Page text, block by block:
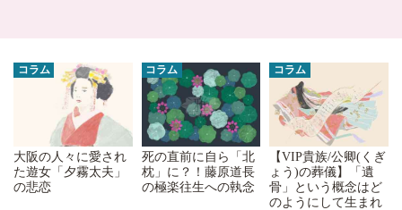
コラム
大阪の人々に愛され
た遊女「夕霧太夫」
の悲恋
コラム
死の直前に自ら「北
枕」に？！藤原道長
の極楽往生への執念
コラム
【VIP貴族/公卿(くぎ
ょう)の葬儀】「遺
骨」という概念はど
のようにして生まれ